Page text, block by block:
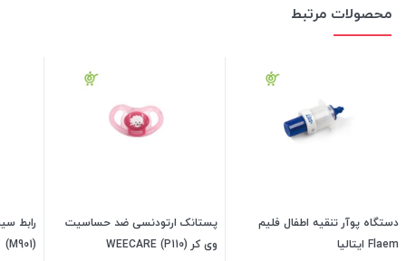
محصولات مرتبط
دستگاه پوآر تنقیه اطفال فلیم
Flaem ایتالیا
پستانک ارتودنسی ضد حساسیت
وی کر (WEECARE (P110
(M901)